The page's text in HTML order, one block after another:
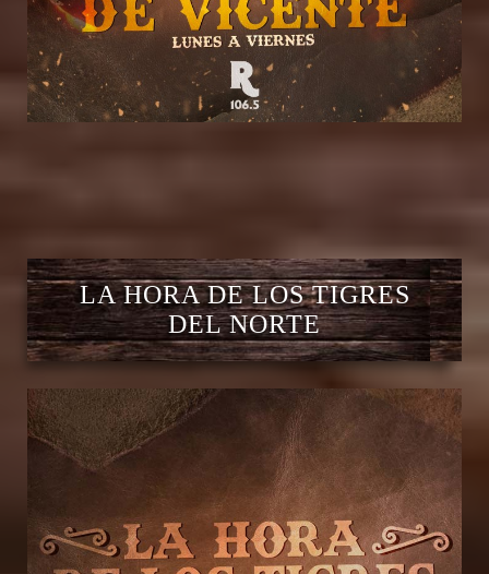
LA HORA DE LOS TIGRES
DEL NORTE